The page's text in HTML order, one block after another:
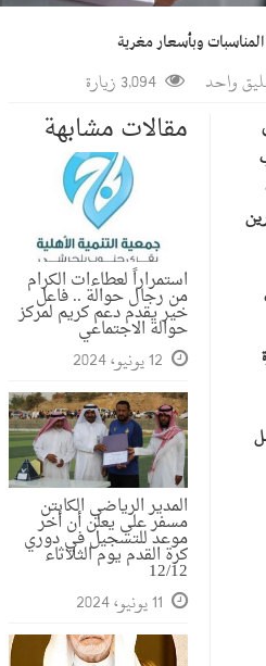
وبأسعار مغرية
واحد 3,094 زيارة
مقالات مشابهة
استمراراً لعطاءات الكرام
من رجال حوالة .. فاعل
خير يقدم دعم كريم لمركز
حوالة الاجتماعي
12 يونيو، 2024
المدير الرياضي الكابتن
مسفر علي يعلن أن أخر
موعد للتسجيل في دوري
كرة القدم يوم الثلاثاء
12/12
11 يونيو، 2024